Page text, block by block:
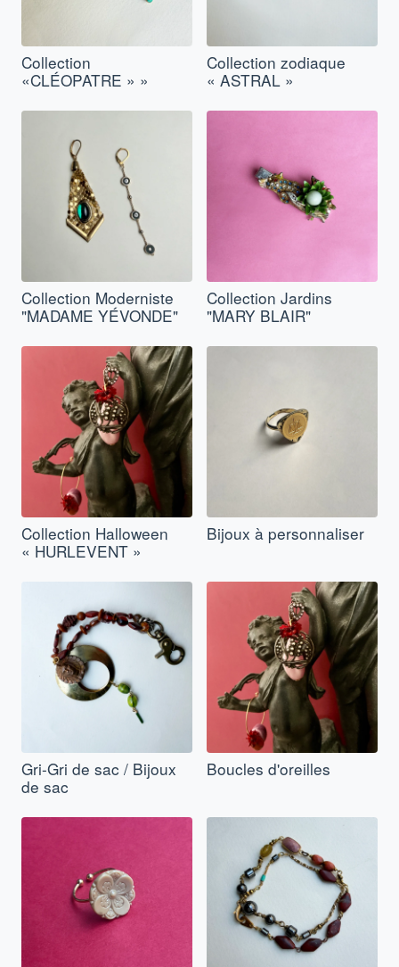
Collection
«CLÉOPATRE » »
Collection zodiaque
« ASTRAL »
Collection Moderniste
"MADAME YÉVONDE"
Collection Jardins
"MARY BLAIR"
Collection Halloween
« HURLEVENT »
Bijoux à personnaliser
Gri-Gri de sac / Bijoux
de sac
Boucles d'oreilles